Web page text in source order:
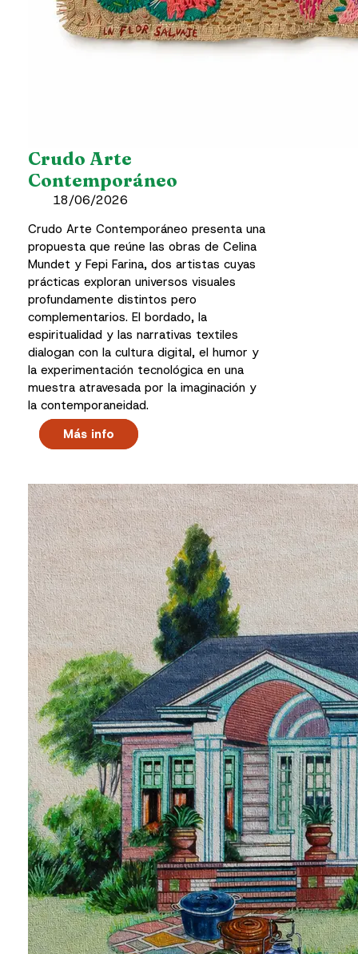
Crudo Arte
Contemporáneo
18/06/2026
Crudo Arte Contemporáneo presenta una
propuesta que reúne las obras de Celina
Mundet y Fepi Farina, dos artistas cuyas
prácticas exploran universos visuales
profundamente distintos pero
complementarios. El bordado, la
espiritualidad y las narrativas textiles
dialogan con la cultura digital, el humor y
la experimentación tecnológica en una
muestra atravesada por la imaginación y
la contemporaneidad.
Más info